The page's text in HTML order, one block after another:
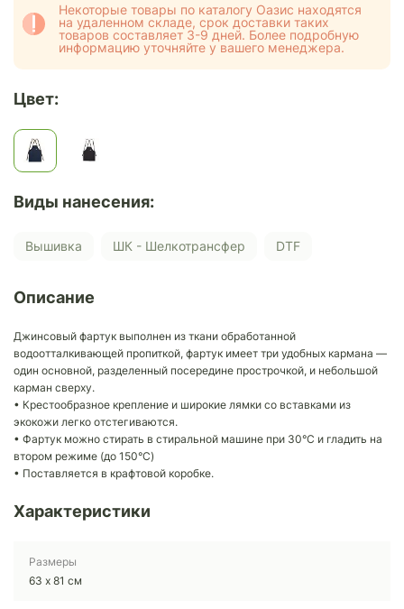
Некоторые товары по каталогу Оазис находятся
на удаленном складе, срок доставки таких
товаров составляет 3-9 дней. Более подробную
информацию уточняйте у вашего менеджера.
Цвет:
Виды нанесения:
Вышивка ШК - Шелкотрансфер DTF
Описание
Джинсовый фартук выполнен из ткани обработанной
водоотталкивающей пропиткой, фартук имеет три удобных кармана —
один основной, разделенный посередине прострочкой, и небольшой
карман сверху.
• Крестообразное крепление и широкие лямки со вставками из
экокожи легко отстегиваются.
• Фартук можно стирать в стиральной машине при 30°C и гладить на
втором режиме (до 150°C)
• Поставляется в крафтовой коробке.
Характеристики
Размеры
63 х 81 см